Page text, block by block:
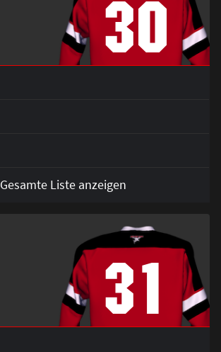
30
Gesamte Liste anzeigen
31